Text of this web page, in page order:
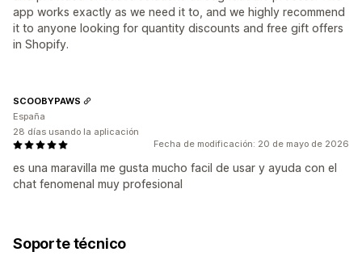
app works exactly as we need it to, and we highly recommend
it to anyone looking for quantity discounts and free gift offers
in Shopify.
Fecha de modificación: 20 de mayo de 2026
es una maravilla me gusta mucho facil de usar y ayuda con el
chat fenomenal muy profesional
SCOOBYPAWS
España
28 días usando la aplicación
Soporte técnico